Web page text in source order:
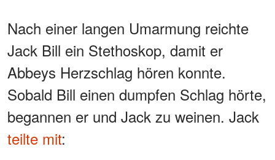
Nach einer langen Umarmung reichte
Jack Bill ein Stethoskop, damit er
Abbeys Herzschlag hören konnte.
Sobald Bill einen dumpfen Schlag hörte,
begannen er und Jack zu weinen. Jack
teilte mit: